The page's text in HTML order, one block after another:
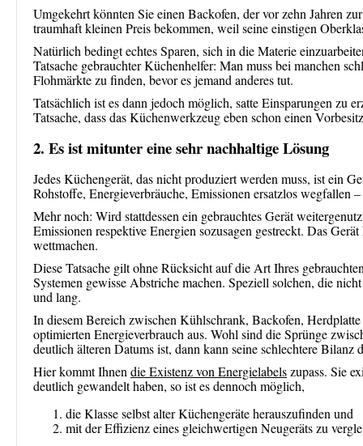
Umgekehrt könnten Sie einen Backofen, der vor zehn Jahren
traumhaft kleinen Preis bekommen, weil seine einstigen
Natürlich bedingt echtes Sparen, sich in die Materie
Tatsache gebrauchter Küchenhelfer: Man muss bei manchen
Flohmärkte zu finden, bevor es jemand anderes tut.
Tatsächlich ist es dann jedoch möglich, satte Einsparungen zu
Tatsache, dass das Küchenwerkzeug eben schon einen
2. Es ist mitunter eine sehr nachhaltige Lösung
Jedes Küchengerät, das nicht produziert werden muss, ist ein
Rohstoffe, Energieverbräuche, Emissionen ersatzlos wegfallen
Mehr noch: Wird stattdessen ein gebrauchtes Gerät
Emissionen respektive Energien sozusagen gestreckt. Das
wettmachen.
Diese Tatsache gilt ohne Rücksicht auf die Art Ihres
Systemen gewisse Abstriche machen. Speziell solchen, die
und lang.
In diesem Bereich zwischen Kühlschrank, Backofen,
optimierten Energieverbrauch aus. Wohl sind die Sprünge
deutlich älteren Datums ist, dann kann seine schlechtere
Hier kommt Ihnen die Existenz von Energielabelszupass. Sie
deutlich gewandelt haben, so ist es dennoch möglich,
die Klasse selbst alter Küchengeräte herauszufinden und
mit der Effizienz eines gleichwertigen Neugeräts zu